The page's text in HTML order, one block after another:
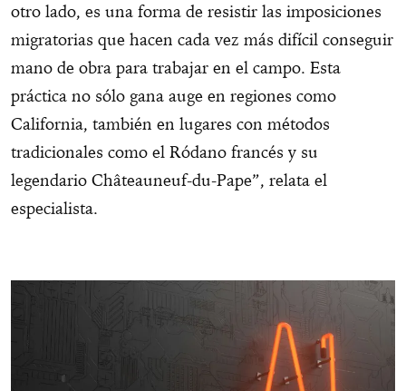
otro lado, es una forma de resistir las imposiciones
migratorias que hacen cada vez más difícil conseguir
mano de obra para trabajar en el campo. Esta
práctica no sólo gana auge en regiones como
California, también en lugares con métodos
tradicionales como el Ródano francés y su
legendario Châteauneuf-du-Pape”, relata el
especialista.